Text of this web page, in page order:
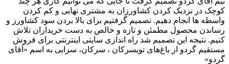
کوچک در نزدیک کردن کشاورزان به مشتری نهایی و کم کردن
واسطه ها انجام دهیم. تصمیم گرفتیم برای بالا بردن سود کشاورز و
رساندن محصول مطمئن و تازه و خالص به دست خریداران تلاش
کنیم. نتیجه این تصمیم شد راه اندازی سایتی اینترنتی برای فروش
مستقیم گردو از باغ‌های تویسرکان ، سرکان، سرابی به اسم «آقای
گردو»